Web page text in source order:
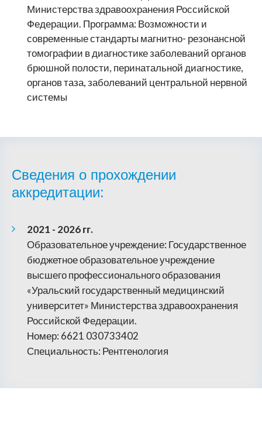
Министерства здравоохранения Российской
Федерации. Программа: Возможности и
современные стандарты магнитно- резонансной
томографии в диагностике заболеваний органов
брюшной полости, перинатальной диагностике,
органов таза, заболеваний центральной нервной
системы
Сведения о прохождении
аккредитации:
2021 - 2026 гг.
Образовательное учреждение: Государственное
бюджетное образовательное учреждение
высшего профессионального образования
«Уральский государственный медицинский
университет» Министерства здравоохранения
Российской Федерации.
Номер: 6621 030733402
Специальность: Рентгенология